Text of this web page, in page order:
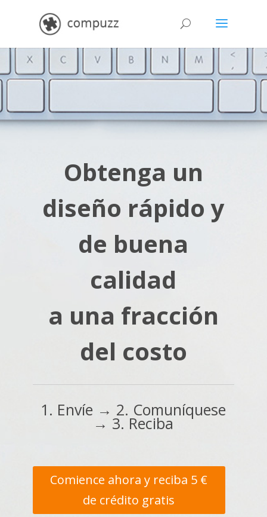
Obtenga un
diseño rápido y
de buena
calidad
a una fracción
del costo
1. Envíe → 2. Comuníquese
→ 3. Reciba
Comience ahora y reciba 5 €
de crédito gratis